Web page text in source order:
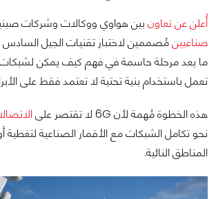
أُعلن عن تعاون بين هواوي ووكالات وشركات
صناعيين
ما يعد مرحلة حاسمة في فهم كيف يمكن
تعمل باستخدام بنية تحتية لا تعتمد فقط على
هذه الخطوة مُهمة لأن 6G لا تقتصر على
نحو تكامل الشبكات مع الأقمار الصناعية لتغطية
المناطق النائية.